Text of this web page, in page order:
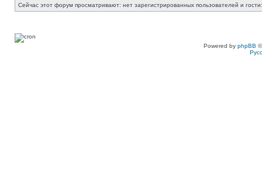
Сейчас этот форум просматривают: нет зарегистрированных пользователей и
Powered by phpBB